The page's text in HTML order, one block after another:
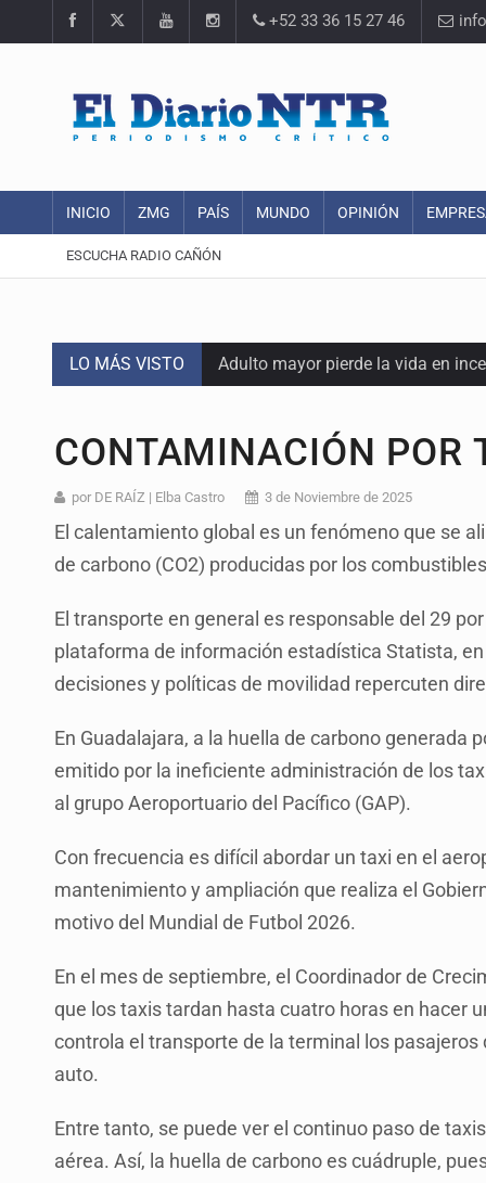
+52 33 36 15 27 46
INICIO ZMG PAÍS MUNDO OPINIÓN
ESCUCHA RADIO CAÑÓN
LO MÁS VISTO Adulto mayor pierde la vida en
Jalisco mantiene la búsqueda de
Asesinan a balazos a un hombre
Desarticulan en Cataluña célula
Fallece monseñor Carlos Garfias
Detienen al exgobernador de
Anuncian refuerzo de seguridad
Capturan en Zapopan a
CONTAMINACIÓN POR
por DE RAÍZ | Elba Castro 3 de Noviembre de 2025
El calentamiento global es un fenómeno que se
de carbono (CO2) producidas por los
El transporte en general es responsable del 29
plataforma de información estadística Statista,
decisiones y políticas de movilidad repercuten
En Guadalajara, a la huella de carbono generada
emitido por la ineficiente administración de los
al grupo Aeroportuario del Pacífico (GAP).
Con frecuencia es difícil abordar un taxi en el
mantenimiento y ampliación que realiza el
motivo del Mundial de Futbol 2026.
En el mes de septiembre, el Coordinador de
que los taxis tardan hasta cuatro horas en hacer
controla el transporte de la terminal los
auto.
Entre tanto, se puede ver el continuo paso de
aérea. Así, la huella de carbono es cuádruple,